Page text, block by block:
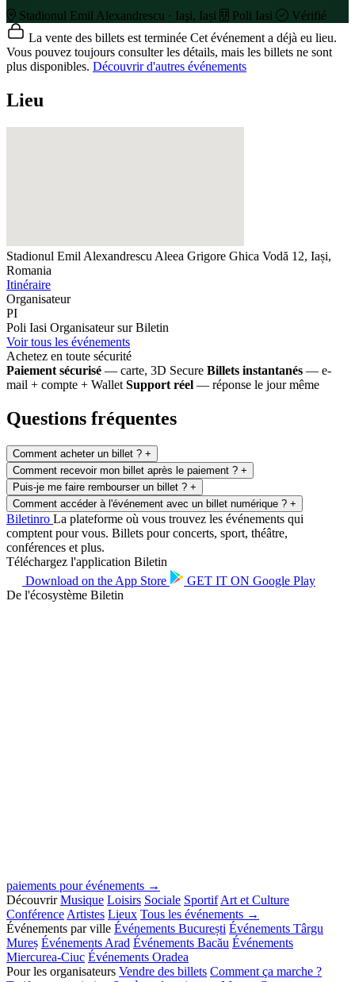
Stadionul Emil Alexandrescu · Iaşi, Iași
Poli Iasi
Vérifié
La vente des billets est terminée Cet événement a déjà eu lieu.
Vous pouvez toujours consulter les détails, mais les billets ne sont
plus disponibles. Découvrir d'autres événements
Lieu
Stadionul Emil Alexandrescu Aleea Grigore Ghica Vodă 12, Iași,
Romania
Itinéraire
Organisateur
PI
Poli Iasi Organisateur sur Biletin
Voir tous les événements
Achetez en toute sécurité
Paiement sécurisé — carte, 3D Secure Billets instantanés — e-
mail + compte + Wallet Support réel — réponse le jour même
Questions fréquentes
Comment acheter un billet ? +
Comment recevoir mon billet après le paiement ? +
Puis-je me faire rembourser un billet ? +
Comment accéder à l'événement avec un billet numérique ? +
Biletinro La plateforme où vous trouvez les événements qui
comptent pour vous. Billets pour concerts, sport, théâtre,
conférences et plus.
Téléchargez l'application Biletin
Download on the App Store GET IT ON Google Play
De l'écosystème Biletin
paiements pour événements →
Découvrir Musique Loisirs Sociale Sportif Art et Culture
Conférence Artistes Lieux Tous les événements →
Événements par ville Événements București Événements Târgu
Mureș Événements Arad Événements Bacău Événements
Miercurea-Ciuc Événements Oradea
Pour les organisateurs Vendre des billets Comment ça marche ?